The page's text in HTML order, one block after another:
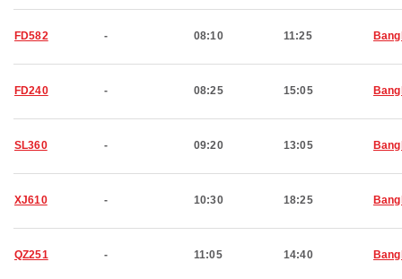
FD582 - 08:10 11:25
FD240 - 08:25 15:05
SL360 - 09:20 13:05
XJ610 - 10:30 18:25
QZ251 - 11:05 14:40